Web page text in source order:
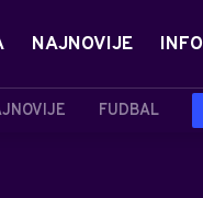
NAJNOVIJE INFO
FUDBAL